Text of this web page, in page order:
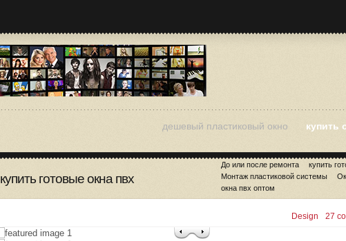
дешевый пластиковый окно купить
До или после ремонта
купить
Монтаж пластиковой системы
окна пвх оптом
купить готовые окна пвх
Design 27